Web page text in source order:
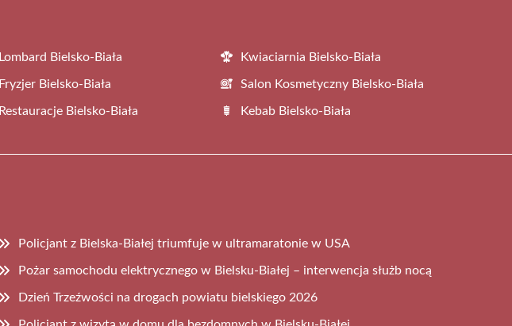
Lombard Bielsko-Biała Kwiaciarnia Bielsko-Biała
Fryzjer Bielsko-Biała Salon Kosmetyczny Bielsko-Biała
Restauracje Bielsko-Biała Kebab Bielsko-Biała
Policjant z Bielska-Białej triumfuje w ultramaratonie w USA
Pożar samochodu elektrycznego w Bielsku-Białej – interwencja służb nocą
Dzień Trzeźwości na drogach powiatu bielskiego 2026